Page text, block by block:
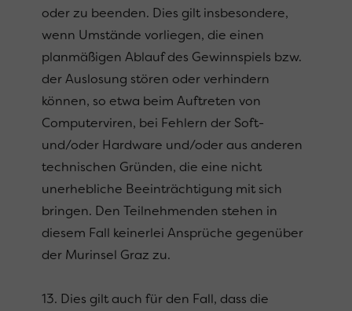
oder zu beenden. Dies gilt insbesondere,
wenn Umstände vorliegen, die einen
planmäßigen Ablauf des Gewinnspiels bzw.
der Auslosung stören oder verhindern
können, so etwa beim Auftreten von
Computerviren, bei Fehlern der Soft-
und/oder Hardware und/oder aus anderen
technischen Gründen, die eine nicht
unerhebliche Beeinträchtigung mit sich
bringen. Den Teilnehmenden stehen in
diesem Fall keinerlei Ansprüche gegenüber
der Murinsel Graz zu.
13. Dies gilt auch für den Fall, dass die